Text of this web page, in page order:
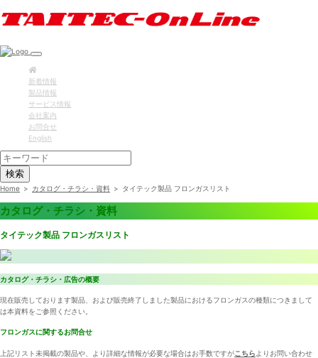
新着情報
製品情報
サービス情報
会社案内
お問合せ
English
検索
Home > カタログ・チラシ・資料 > タイテック製品 フロンガスリスト
カタログ・チラシ・資料
タイテック製品 フロンガスリスト
カタログ・チラシ・広告の概要
現在販売しております製品、および販売終了しました製品におけるフロンガスの種類につきまして
は本資料をご参照ください。
フロンガスに関するお問合せ
上記リスト未掲載の製品や、より詳細な情報が必要な場合はお手数ですがこちら よりお問い合わせ